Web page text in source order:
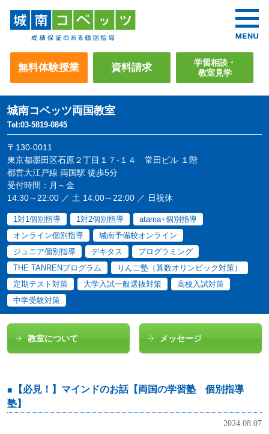
無料体験授業 資料請求
学習相談・
教室見学
城南コベッツ両国教室
Tel:03-5819-0845
〒130-0011
東京都墨田区石原２丁目１７-１４ 常田ビル １階
都営大江戸線 両国駅 徒歩5分
受付時間：月～金
14:30～22:00 ／ 土 14:00～22:00 ／ 日祝休
1対1個別指導 1対2個別指導
atama+個別指導
オンライン個別指導
城南予備校オンライン
ジュニア個別指導
デキタス
プログラミング
THE TANRENプログラム
りんご塾（算数オリンピック対策）
定期テスト対策
大学入試一般選抜対策
高校入試対策
中学受験対策
教室について メッセージ
【必見！】マインドのお話【両国の学習塾 個別指導
塾】
2024.08.07